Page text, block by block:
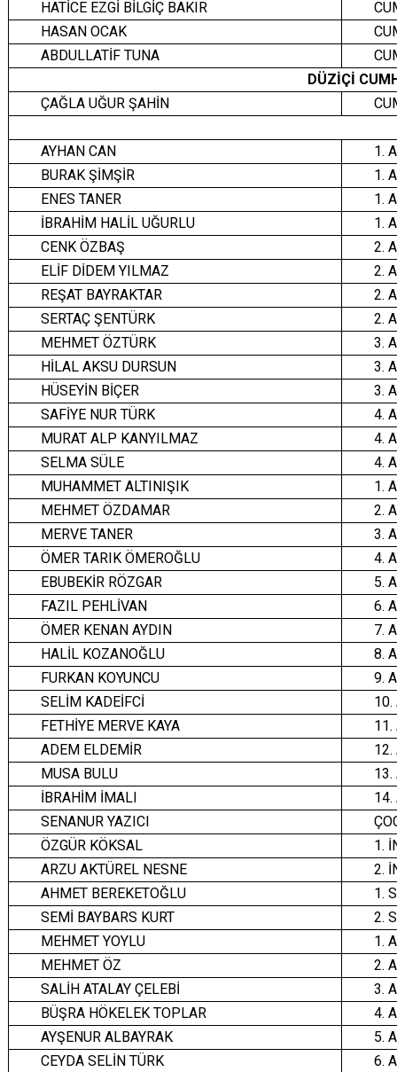
HATİCE EZGİ BİLGİÇ BAKIR
HASAN OCAK
ABDULLATİF TUNA
DÜZİÇİ
ÇAĞLA UĞUR ŞAHİN
AYHAN CAN
1.
BURAK ŞİMŞİR
1.
ENES TANER
1.
İBRAHİM HALİL UĞURLU
1.
CENK ÖZBAŞ
2.
ELİF DİDEM YILMAZ
2.
REŞAT BAYRAKTAR
2.
SERTAÇ ŞENTÜRK
2.
MEHMET ÖZTÜRK
3.
HİLAL AKSU DURSUN
3.
HÜSEYİN BİÇER
3.
SAFİYE NUR TÜRK
4.
MURAT ALP KANYILMAZ
4.
SELMA SÜLE
4.
MUHAMMET ALTINIŞIK
1.
MEHMET ÖZDAMAR
2.
MERVE TANER
3.
ÖMER TARIK ÖMEROĞLU
4.
EBUBEKİR RÖZGAR
5.
FAZIL PEHLİVAN
6.
ÖMER KENAN AYDIN
7.
HALİL KOZANOĞLU
8.
FURKAN KOYUNCU
9.
SELİM KADEİFCİ
10.
FETHİYE MERVE KAYA
11.
ADEM ELDEMİR
12.
MUSA BULU
13.
İBRAHİM İMALI
14.
SENANUR YAZICI
ÖZGÜR KÖKSAL
1.
ARZU AKTÜREL NESNE
2.
AHMET BEREKETOĞLU
1.
SEMİ BAYBARS KURT
2.
MEHMET YOYLU
1.
MEHMET ÖZ
2.
SALİH ATALAY ÇELEBİ
3.
BÜŞRA HÖKELEK TOPLAR
4.
AYŞENUR ALBAYRAK
5.
CEYDA SELİN TÜRK
6.